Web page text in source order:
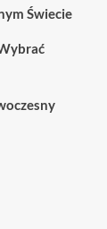
Świecie